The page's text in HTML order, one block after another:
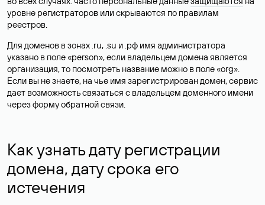
уровне регистраторов или скрываются по правилам
реестров.
Для доменов в зонах .ru, .su и .рф имя администратора
указано в поле «person», если владельцем домена является
организация, то посмотреть название можно в поле «org».
Если вы не знаете, на чье имя зарегистрирован домен, сервис
дает возможность связаться с владельцем доменного имени
через форму обратной связи.
Как узнать дату регистрации
домена, дату срока его
истечения